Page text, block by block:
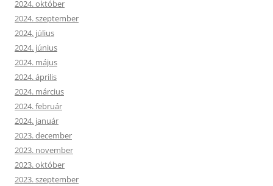
2024. október
2024. szeptember
2024. július
2024. június
2024. május
2024. április
2024. március
2024. február
2024. január
2023. december
2023. november
2023. október
2023. szeptember